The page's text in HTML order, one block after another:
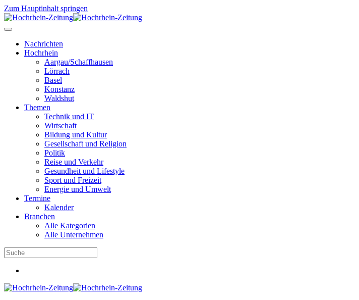
Zum Hauptinhalt springen
Nachrichten
Hochrhein
Aargau/Schaffhausen
Lörrach
Basel
Konstanz
Waldshut
Themen
Technik und IT
Wirtschaft
Bildung und Kultur
Gesellschaft und Religion
Politik
Reise und Verkehr
Gesundheit und Lifestyle
Sport und Freizeit
Energie und Umwelt
Termine
Kalender
Branchen
Alle Kategorien
Alle Unternehmen